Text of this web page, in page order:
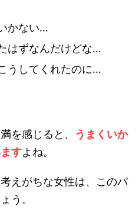
かない…
はずなんだけどな…
うしてくれたのに…
を感じると、
うまくいか
すよね。
えがちな女性は、このパ
う。